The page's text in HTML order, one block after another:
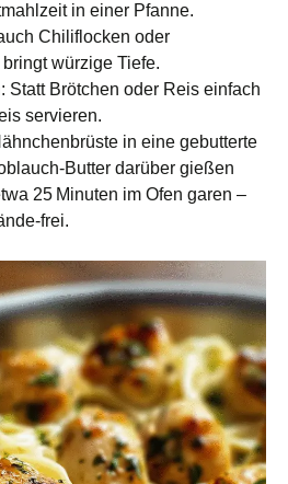
in einer Pfanne.
Chiliflocken oder
würzige Tiefe.
: Statt Brötchen oder Reis einfach
servieren.
in eine gebutterte
darüber gießen
25 Minuten im Ofen garen –